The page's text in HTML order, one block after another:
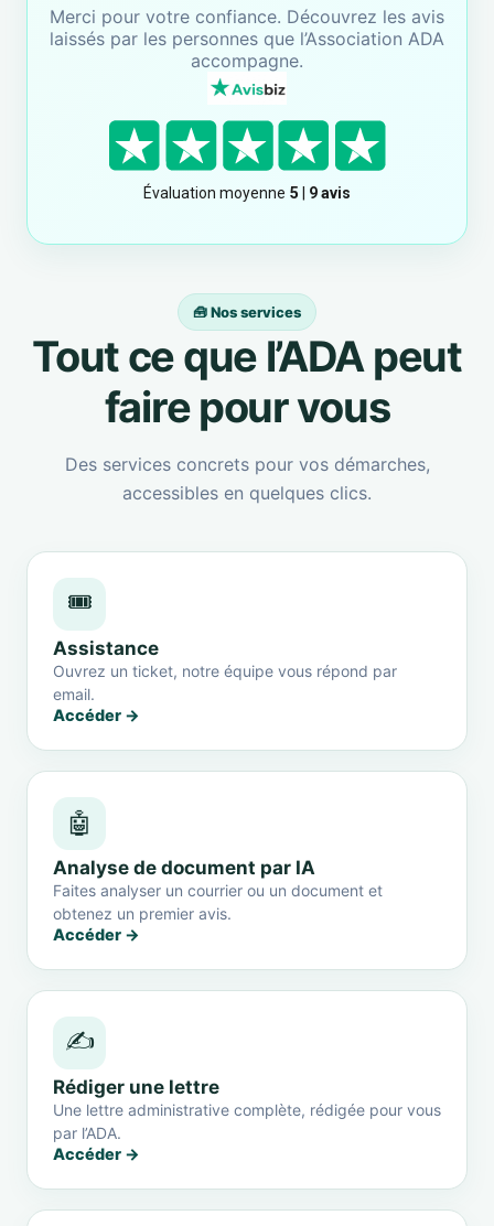
Merci pour votre confiance. Découvrez les avis
laissés par les personnes que l’Association ADA
accompagne.
🧰 Nos services
Tout ce que l’ADA peut
faire pour vous
Des services concrets pour vos démarches,
accessibles en quelques clics.
🎟️
Assistance
Ouvrez un ticket, notre équipe vous répond par
email.
Accéder →
🤖
Analyse de document par IA
Faites analyser un courrier ou un document et
obtenez un premier avis.
Accéder →
✍️
Rédiger une lettre
Une lettre administrative complète, rédigée pour vous
par l’ADA.
Accéder →